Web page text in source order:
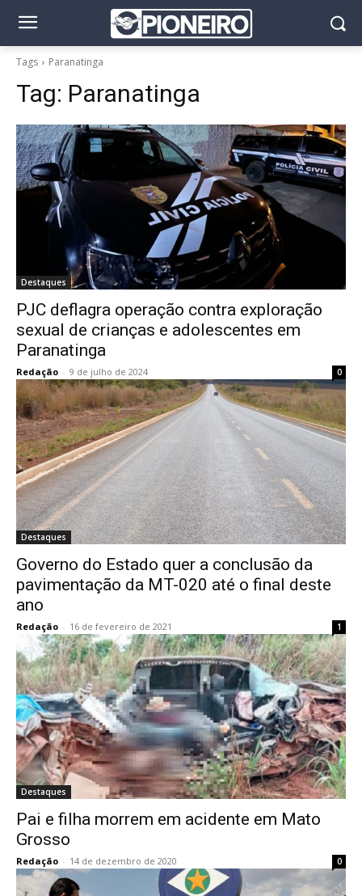
Tags Paranatinga
Tag: Paranatinga
Destaques
PJC deflagra operação contra exploração
sexual de crianças e adolescentes em
Paranatinga
Redação - 9 de julho de 2024 0
Destaques
Governo do Estado quer a conclusão da
pavimentação da MT-020 até o final deste
ano
Redação - 16 de fevereiro de 2021 1
Destaques
Pai e filha morrem em acidente em Mato
Grosso
Redação - 14 de dezembro de 2020 0